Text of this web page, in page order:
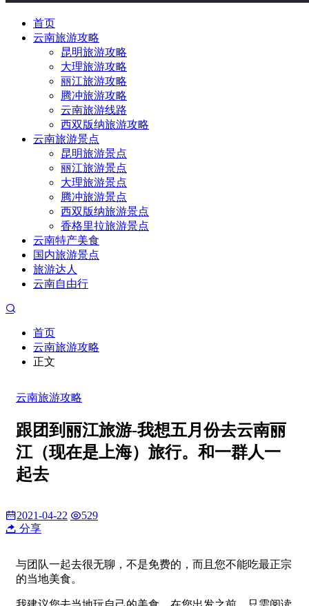
首页
云南旅游攻略
昆明旅游攻略
大理旅游攻略
丽江旅游攻略
腾冲旅游攻略
云南旅游线路
西双版纳旅游攻略
云南旅游景点
昆明旅游景点
丽江旅游景点
大理旅游景点
腾冲旅游景点
西双版纳旅游景点
香格里拉旅游景点
云南特产美食
国内旅游景点
旅游达人
云南自由行
首页
云南旅游攻略
正文
云南旅游攻略
跟团到丽江旅游-我想五月份去云南丽
江（现在是上海）旅行。和一群人一
起去
2021-04-22
529
分享
与团队一起去很无聊，不是免费的，而且您不能吃最正宗
的当地美食。